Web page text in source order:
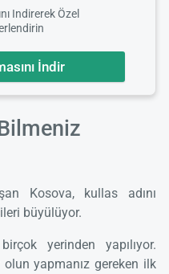
Indirerek Özel
İndir
Kosova, kullas adını
büyülüyor.
yerinden yapılıyor.
yapmanız gereken ilk